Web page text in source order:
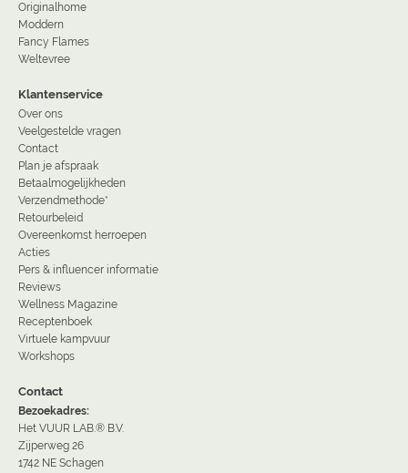
Originalhome
Moddern
Fancy Flames
Weltevree
Klantenservice
Over ons
Veelgestelde vragen
Contact
Plan je afspraak
Betaalmogelijkheden
Verzendmethode*
Retourbeleid
Overeenkomst herroepen
Acties
Pers & influencer informatie
Reviews
Wellness Magazine
Receptenboek
Virtuele kampvuur
Workshops
Contact
Bezoekadres:
Het VUUR LAB.® B.V.
Zijperweg 26
1742 NE Schagen